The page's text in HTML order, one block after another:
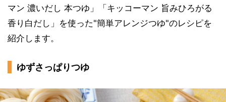
マン 濃いだし 本つゆ」「キッコーマン 旨みひろがる
香り白だし」を使った"簡単アレンジつゆ"のレシピを
紹介します。
ゆずさっぱりつゆ